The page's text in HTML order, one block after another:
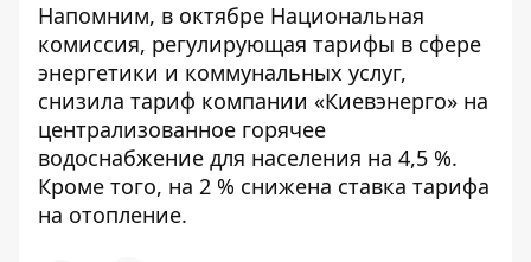
Напомним, в октябре Национальная
комиссия, регулирующая тарифы в сфере
энергетики и коммунальных услуг,
снизила тариф компании «Киевэнерго» на
централизованное горячее
водоснабжение для населения на 4,5 %.
Кроме того, на 2 % снижена ставка тарифа
на отопление.